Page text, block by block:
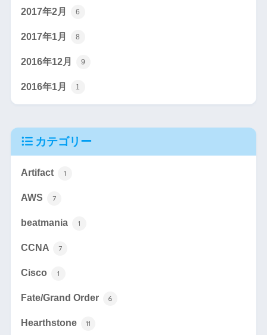
2017年2月 6
2017年1月 8
2016年12月 9
2016年1月 1
カテゴリー
Artifact 1
AWS 7
beatmania 1
CCNA 7
Cisco 1
Fate/Grand Order 6
Hearthstone 11